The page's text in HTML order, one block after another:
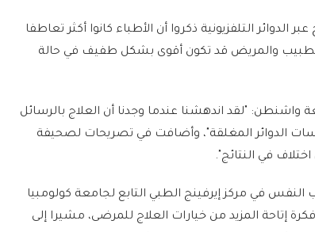
التلفزيونية ذكروا أن الأطباء كانوا أكثر تعاطفا
والمريض قد تكون أقوى بشكل طفيف في حالة
واشنطن: "لقد اندهشنا عندما وجدنا أن العلاج بالرسائل
الدوائر المغلقة"، وأضافت في تصريحات لصحيفة
في النتائج".
في مركز إيرفينج الطبي التابع لجامعة كولومبيا
إتاحة المزيد من خيارات العلاج للمرضى، مشيرا إلى